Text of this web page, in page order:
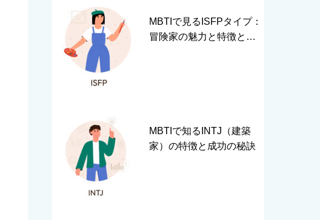
MBTIで見るISFPタイプ：
冒険家の魅力と特徴と
MBTIで知るINTJ（建築
家）の特徴と成功の秘訣